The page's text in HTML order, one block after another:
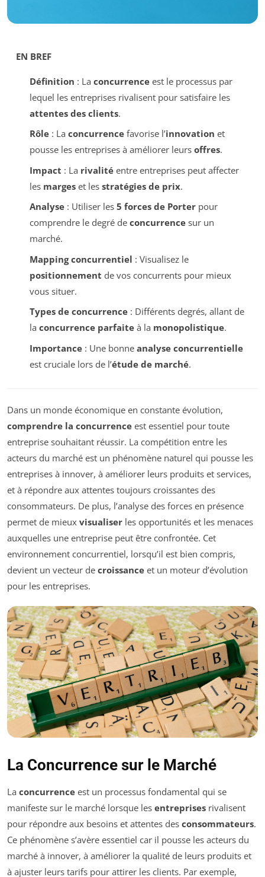
EN BREF
Définition : La concurrenceest le processus par
lequel les entreprises rivalisent pour satisfaire les
attentes des clients.
Rôle: La concurrencefavorise l’innovation et
pousse les entreprises à améliorer leurs offres.
Impact : La rivalitéentre entreprises peut affecter
les margeset les stratégies de prix.
Analyse: Utiliser les 5 forces de Porterpour
comprendre le degré de concurrencesur un
marché.
Mapping concurrentiel : Visualisez le
positionnement de vos concurrents pour mieux
vous situer.
Types de concurrence: Différents degrés, allant de
la concurrence parfaiteà la monopolistique.
Importance: Une bonne analyse concurrentielle
est cruciale lors de l’étude de marché.
Dans un monde économique en constante évolution,
comprendre la concurrence est essentiel pour toute
entreprise souhaitant réussir. La compétition entre les
acteurs du marché est un phénomène naturel qui pousse les
entreprises à innover, à améliorer leurs produits et services,
et à répondre aux attentes toujours croissantes des
consommateurs. De plus, l’analyse des forces en présence
permet de mieux visualiser les opportunités et les menaces
auxquelles une entreprise peut être confrontée. Cet
environnement concurrentiel, lorsqu’il est bien compris,
devient un vecteur de croissance et un moteur d’évolution
pour les entreprises.
La Concurrence sur le Marché
La concurrence est un processus fondamental qui se
manifeste sur le marché lorsque les entreprises rivalisent
pour répondre aux besoins et attentes des consommateurs.
Ce phénomène s’avère essentiel car il pousse les acteurs du
marché à innover, à améliorer la qualité de leurs produits et
à ajuster leurs tarifs pour attirer les clients. Par exemple,